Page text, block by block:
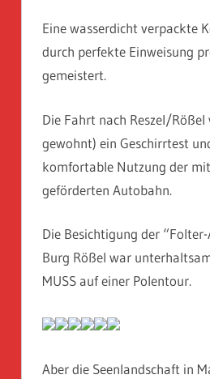
Eine wasserdicht verpackte
durch perfekte Einweisung
gemeistert.
Die Fahrt nach Reszel/
gewohnt) ein Geschirrtest
komfortable Nutzung der
geförderten Autobahn.
Die Besichtigung der
Burg Rößel war
MUSS auf einer Polentour.
Aber die Seenlandschaft in